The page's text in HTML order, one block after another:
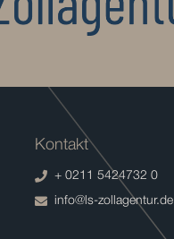
Kontakt
+ 0211 5424732 0
info@ls-zollagentur.de